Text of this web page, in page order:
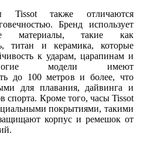
Tissot также отличаются
Бренд использует
материалы, такие как
титан и керамика, которые
к ударам, царапинам и
модели имеют
до 100 метров и более, что
для плавания, дайвинга и
спорта. Кроме того, часы Tissot
покрытиями, такими
корпус и ремешок от